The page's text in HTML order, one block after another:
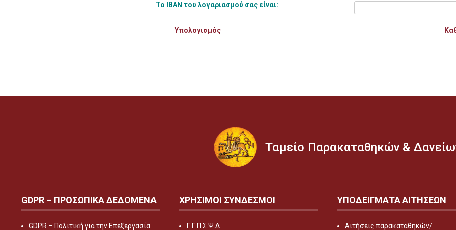
Το ΙΒΑΝ του λογαριασμού σας είναι:
Υπολογισμός
Ταμείο Παρακαταθηκών &
GDPR – ΠΡΟΣΩΠΙΚA ΔΕΔΟΜEΝΑ
GDPR – Πολιτική για την Επεξεργασία
ΧΡΗΣΙΜΟΙ ΣΥΝΔΕΣΜΟΙ
Γ.Γ.Π.Σ.Ψ.Δ
ΥΠΟΔΕΙΓΜΑΤΑ ΑΙΤΗΣΕΩΝ
Αιτήσεις παρακαταθηκών/